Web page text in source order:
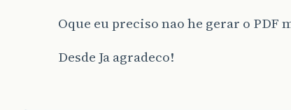
Oque eu preciso nao he gerar o
Desde Ja agradeco!